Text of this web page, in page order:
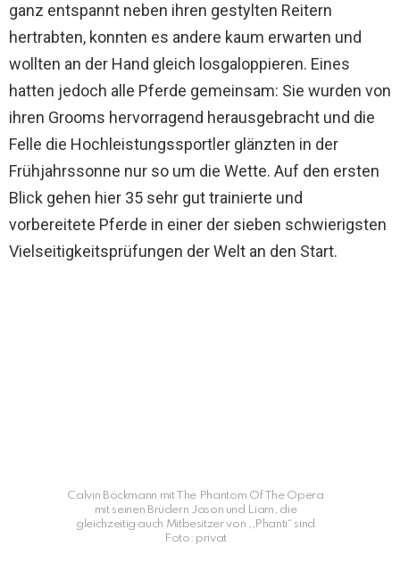
ganz entspannt neben ihren gestylten Reitern
hertrabten, konnten es andere kaum erwarten und
wollten an der Hand gleich losgaloppieren. Eines
hatten jedoch alle Pferde gemeinsam: Sie wurden von
ihren Grooms hervorragend herausgebracht und die
Felle die Hochleistungssportler glänzten in der
Frühjahrssonne nur so um die Wette. Auf den ersten
Blick gehen hier 35 sehr gut trainierte und
vorbereitete Pferde in einer der sieben schwierigsten
Vielseitigkeitsprüfungen der Welt an den Start.
Calvin Böckmann mit The Phantom Of The Opera
mit seinen Brüdern Jason und Liam, die
gleichzeitig auch Mitbesitzer von ,,Phanti“ sind
Foto: privat